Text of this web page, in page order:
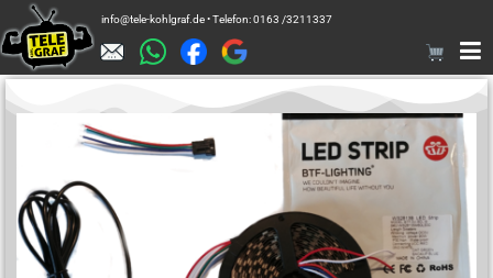
info@tele-kohlgraf.de • Telefon: 0163 /3211337